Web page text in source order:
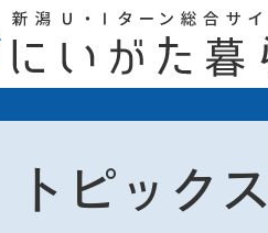
トピックス